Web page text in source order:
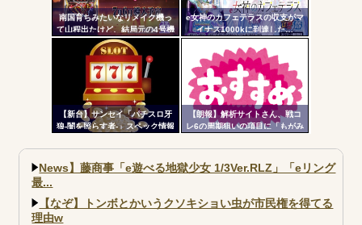
南国育ちみたいなリメイク機っ
て山程出たけど、結局元の4号機
では公開されていた部分を公開
しないから客が疑心暗鬼になっ
て打たないんだよな
e女神のカフェテラスの収支がマ
イナス1000kに到達した…
【新台】サンセイ「パチスロ牙
狼-闇を照らす者-」スペック情報
ボ突破型、究極魔戒RUSHは継続
率82.6%のバトルタイプAT
【朗報】解析サイトさん、戦コ
レ6の周期狙いの項目に「もがみ
News】藤商事「e遊べる地獄少女 1/3Ver.RLZ」「eリング
最...
【なぞ】トンボとかいうクソキショい虫が市民権を得てる
理由w